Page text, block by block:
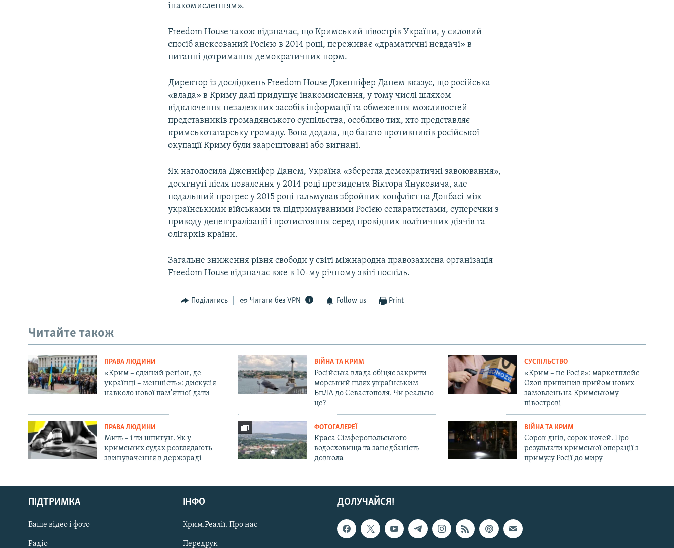
Русский
Qırımtatar
ДОЛУЧАЙСЯ!
інакомисленням».
Freedom House також відзначає, що Кримський півострів України, у силовий
спосіб анексований Росією в 2014 році, переживає «драматичні невдачі» в
питанні дотримання демократичних норм.
Директор із досліджень Freedom House Дженніфер Данем вказує, що російська
«влада» в Криму далі придушує інакомислення, у тому числі шляхом
відключення незалежних засобів інформації та обмеження можливостей
представників громадянського суспільства, особливо тих, хто представляє
кримськотатарську громаду. Вона додала, що багато противників російської
окупації Криму були заарештовані або вигнані.
Як наголосила Дженніфер Данем, Україна «зберегла демократичні завоювання»,
досягнуті після повалення у 2014 році президента Віктора Януковича, але
подальший прогрес у 2015 році гальмував збройних конфлікт на Донбасі між
українськими військами та підтримуваними Росією сепаратистами, суперечки з
приводу децентралізації і протистояння серед провідних політичних діячів та
олігархів країни.
Загальне зниження рівня свободи у світі міжнародна правозахисна організація
Freedom House відзначає вже в 10-му річному звіті поспіль.
Поділитись Читати без VPN Follow us Print
Читайте також
ПРАВА ЛЮДИНИ
«Крим – єдиний регіон, де
українці – меншість»: дискусія
навколо нової пам'ятної дати
ВІЙНА ТА КРИМ
Російська влада обіцяє закрити
морський шлях українським
БпЛА до Севастополя. Чи реально
це?
СУСПІЛЬСТВО
«Крим – не Росія»: маркетплейс
Ozon припинив прийом нових
замовлень на Кримському
півострові
ПРАВА ЛЮДИНИ
Мить – і ти шпигун. Як у
кримських судах розглядають
звинувачення в держзраді
ФОТОГАЛЕРЕЇ
Краса Сімферопольського
водосховища та занедбаність
довкола
ВІЙНА ТА КРИМ
Сорок днів, сорок ночей. Про
результати кримської операції з
примусу Росії до миру
ДОЛУЧАЙСЯ!
ПІДТРИМКА
Ваше відео і фото
Радіо
ІНФО
Крим.Реалії. Про нас
Передрук